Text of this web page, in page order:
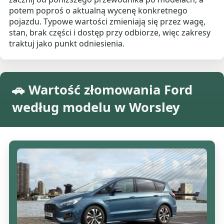
potem poproś o aktualną wycenę konkretnego
pojazdu. Typowe wartości zmieniają się przez wagę,
stan, brak części i dostęp przy odbiorze, więc zakresy
traktuj jako punkt odniesienia.
🚗 Wartość złomowania Ford
według modelu w Worsley